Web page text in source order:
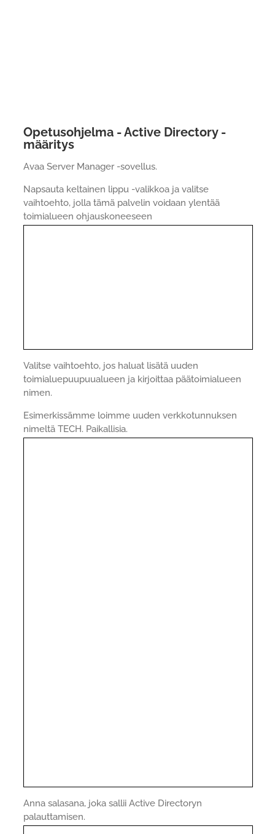
Opetusohjelma - Active Directory -
määritys
Avaa Server Manager -sovellus.
Napsauta keltainen lippu -valikkoa ja valitse
vaihtoehto, jolla tämä palvelin voidaan ylentää
toimialueen ohjauskoneeseen
Valitse vaihtoehto, jos haluat lisätä uuden
toimialuepuupuualueen ja kirjoittaa päätoimialueen
nimen.
Esimerkissämme loimme uuden verkkotunnuksen
nimeltä TECH. Paikallisia.
Anna salasana, joka sallii Active Directoryn
palauttamisen.